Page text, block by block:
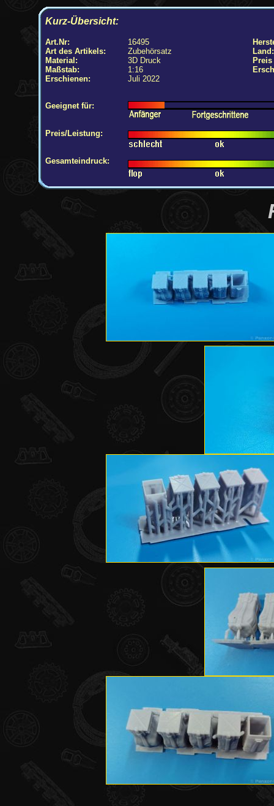
Kurz-Übersicht:
Art.Nr:
Art des Artikels:
Material:
Maßstab:
Erschienen:
16495
Zubehörsatz
3D Druck
1:16
Juli 2022
Land:
Geeignet für:
Preis/Leistung:
Gesamteindruck: